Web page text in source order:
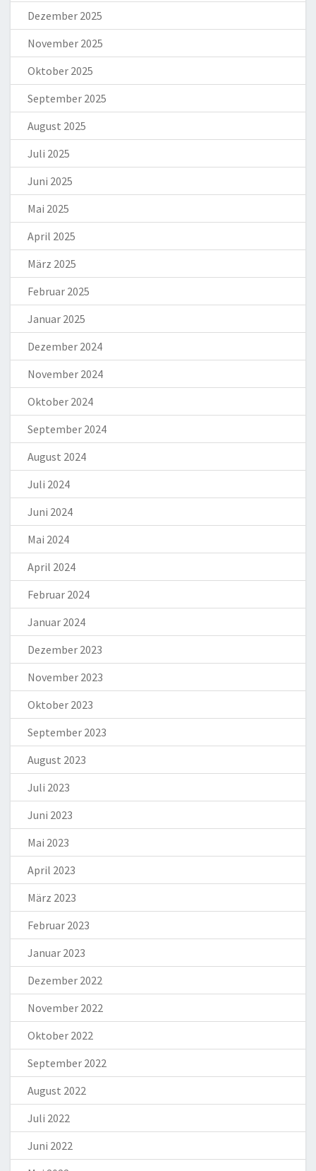
Dezember 2025
November 2025
Oktober 2025
September 2025
August 2025
Juli 2025
Juni 2025
Mai 2025
April 2025
März 2025
Februar 2025
Januar 2025
Dezember 2024
November 2024
Oktober 2024
September 2024
August 2024
Juli 2024
Juni 2024
Mai 2024
April 2024
Februar 2024
Januar 2024
Dezember 2023
November 2023
Oktober 2023
September 2023
August 2023
Juli 2023
Juni 2023
Mai 2023
April 2023
März 2023
Februar 2023
Januar 2023
Dezember 2022
November 2022
Oktober 2022
September 2022
August 2022
Juli 2022
Juni 2022